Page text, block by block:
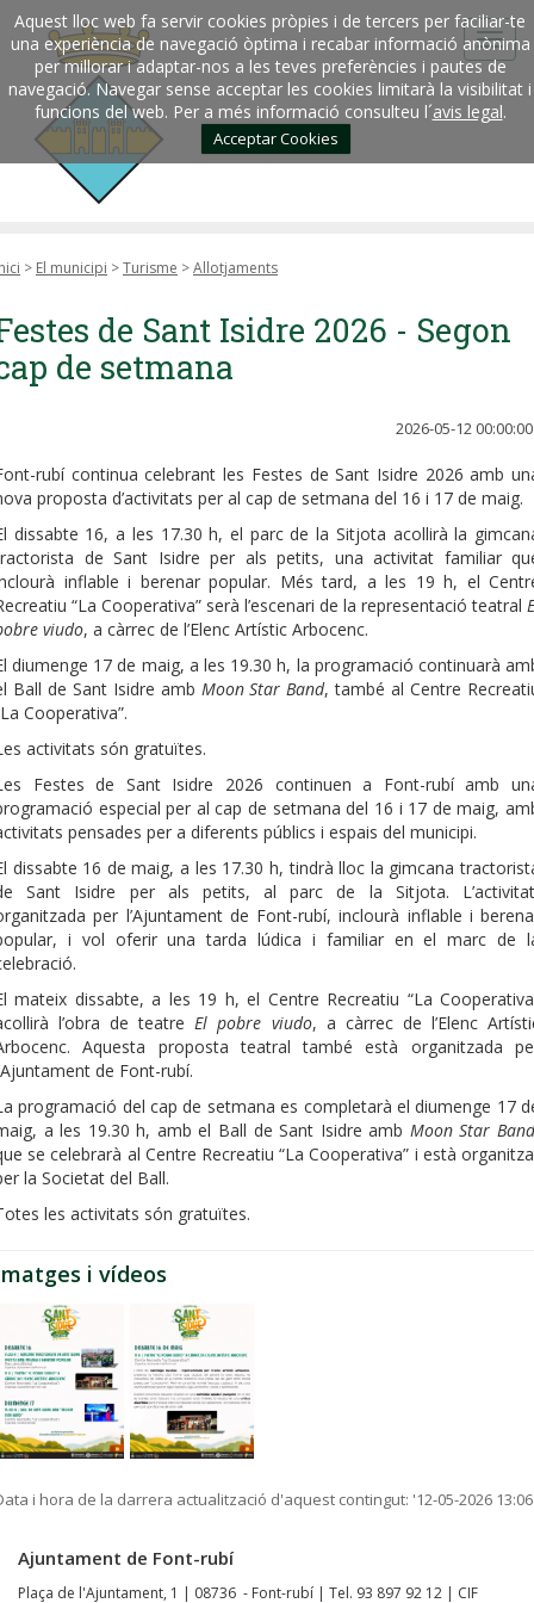
Aquest lloc web fa servir cookies pròpies i de tercers per faciliar-te
una experiència de navegació òptima i recabar informació anònima
per millorar i adaptar-nos a les teves preferències i pautes de
navegació. Navegar sense acceptar les cookies limitarà la visibilitat i
funcions del web. Per a més informació consulteu l´avis legal.
Acceptar Cookies
> El municipi >Turisme >Allotjaments
de Sant Isidre 2026 - Segon
de setmana
2026-05-12 00:00:00
rubí continua celebrant les Festes de Sant Isidre 2026 amb
proposta d’activitats per al cap de setmana del 16 i 17 de maig.
dissabte 16, a les 17.30 h, el parc de la Sitjota acollirà la
de Sant Isidre per als petits, una activitat familiar
inflable i berenar popular. Més tard, a les 19 h, el
“La Cooperativa” serà l’escenari de la representació teatral
viudo, a càrrec de l’Elenc Artístic Arbocenc.
diumenge 17 de maig, a les 19.30 h, la programació continuarà
Ball de Sant Isidre amb Moon Star Band, també al Centre
Cooperativa”.
activitats són gratuïtes.
Festes de Sant Isidre 2026 continuen a Font-rubí amb
especial per al cap de setmana del 16 i 17 de maig,
pensades per a diferents públics i espais del municipi.
dissabte 16 de maig, a les 17.30 h, tindrà lloc la gimcana
Sant Isidre per als petits, al parc de la Sitjota.
per l’Ajuntament de Font-rubí, inclourà inflable i
i vol oferir una tarda lúdica i familiar en el marc de
mateix dissabte, a les 19 h, el Centre Recreatiu “La
l’obra de teatreEl pobre viudo, a càrrec de l’Elenc
Aquesta proposta teatral també està organitzada
de Font-rubí.
programació del cap de setmana es completarà el diumenge 17
a les 19.30 h, amb el Ball de Sant Isidre amb Moon Star
se celebrarà al Centre Recreatiu “La Cooperativa” i està
la Societat del Ball.
les activitats són gratuïtes.
i vídeos
i hora de la darrera actualització d'aquest contingut: '12-05-2026 13:06
Ajuntament de Font-rubí
Plaça de l'Ajuntament, 1 | 08736 - Font-rubí | Tel. 93 897 92 12 | CIF